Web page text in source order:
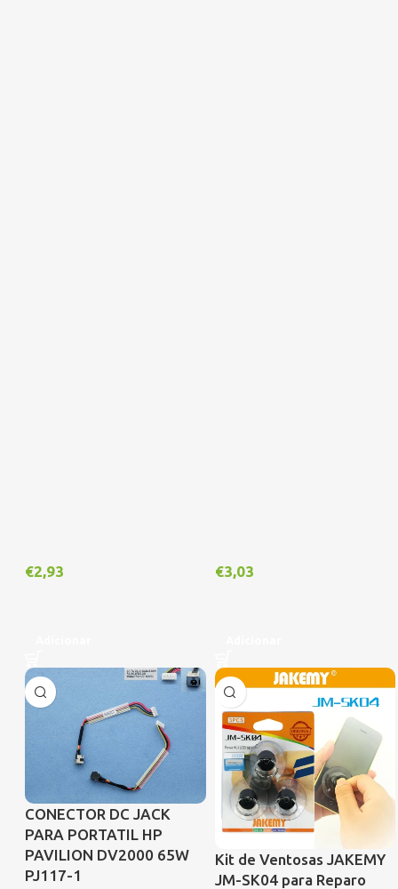
€2,93 €3,03
CONECTOR DC JACK
PARA PORTATIL HP
PAVILION DV2000 65W
PJ117-1
Kit de Ventosas JAKEMY
JM-SK04 para Reparo